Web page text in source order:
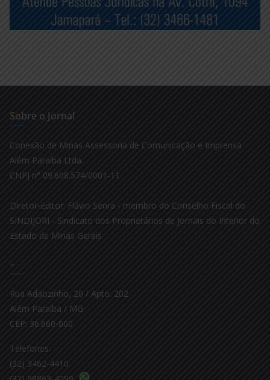
Sobre o Jornal
Conexão de Minas Assessoria de Comunicação e Imprensa
Além Paraíba Ltda.
CNPJ n° 09.608.574/0001-11
Diretor-Editor: Flávio Senra - membro do Conselho Fiscal do
SINDIJORI - Sindicato dos Proprietários de Jornais do Interior do
Estado de Minas Gerais
–
Rua Adãozinho, 20 / Apto. 202
Além Paraíba / MG
CEP: 36.660-000
Telefones:
(32) 3462-4410